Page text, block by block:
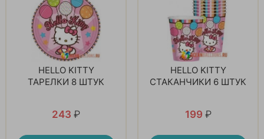
HELLO KITTY
ТАРЕЛКИ 8 ШТУК
243 ₽
HELLO KITTY
СТАКАНЧИКИ 6 ШТУК
199 ₽